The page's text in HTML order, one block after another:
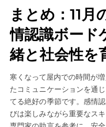
まとめ：11月
情認識ボード
緒と社会性を
寒くなって屋内での時間が
たコミュニケーションを通
てる絶好の季節です。感情
びは楽しみながら重要なス